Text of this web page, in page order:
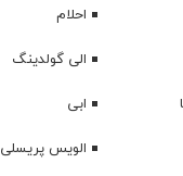
احلام
الی گولدینگ
ابی
الویس پریسلی